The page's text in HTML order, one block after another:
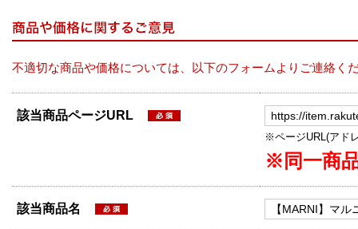
不適切な商品や価格については、以下のフォームよりご連絡く
該当商品ページURL
※ページURL(アド
※同一商
該当商品名